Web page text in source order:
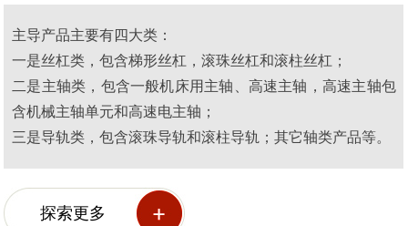
主导产品主要有四大类：
一是丝杠类，包含梯形丝杠，滚珠丝杠和滚柱丝杠；
二是主轴类，包含一般机床用主轴、高速主轴，高速主轴包
含机械主轴单元和高速电主轴；
三是导轨类，包含滚珠导轨和滚柱导轨；其它轴类产品等。
探索更多